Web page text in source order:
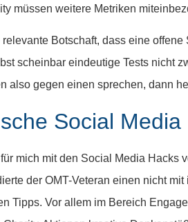
müssen weitere Metriken
relevante Botschaft, dass eine
scheinbar eindeutige Tests nicht
also gegen einen sprechen, dann
Social
mich mit den Social Media Hacks
der OMT-Veteran einen nicht
Tipps. Vor allem im Bereich